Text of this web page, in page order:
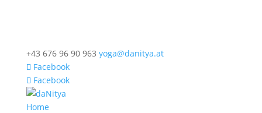
+43 676 96 90 963 yoga@danitya.at
Facebook
Facebook
Home